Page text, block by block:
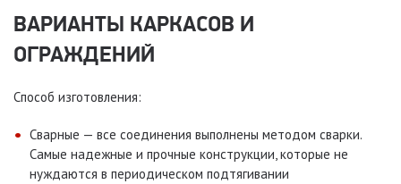
ВАРИАНТЫ КАРКАСОВ И
ОГРАЖДЕНИЙ
Способ изготовления:
Сварные — все соединения выполнены методом сварки.
Самые надежные и прочные конструкции, которые не
нуждаются в периодическом подтягивании